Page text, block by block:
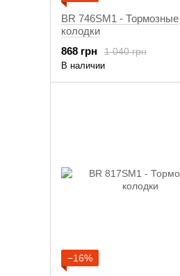
BR 746SM1 - Тормозные
колодки
1 040 грн
868 грн
В наличии
−16%